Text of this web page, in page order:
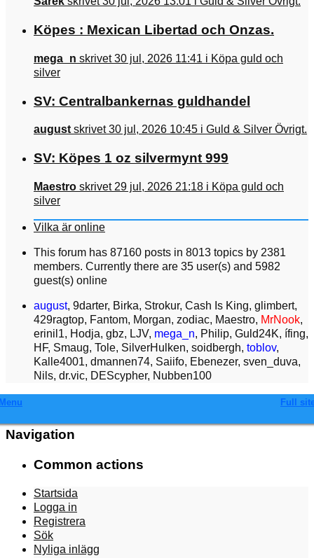
Köpes : Mexican Libertad och Onzas.
mega_n skrivet 30 jul, 2026 11:41 i Köpa guld och
silver
SV: Centralbankernas guldhandel
august skrivet 30 jul, 2026 10:45 i Guld & Silver Övrigt.
SV: Köpes 1 oz silvermynt 999
Maestro skrivet 29 jul, 2026 21:18 i Köpa guld och
silver
Vilka är online
This forum has 87160 posts in 8013 topics by 2381
members. Currently there are 35 user(s) and 5982
guest(s) online
august, 9darter, Birka, Strokur, Cash Is King, glimbert,
429ragtop, Fantom, Morgan, zodiac, Maestro, MrNook,
erinil1, Hodja, gbz, LJV, mega_n, Philip, Guld24K, ífing,
HF, Smaug, Tole, SilverHulken, soidbergh, toblov,
Kalle4001, dmannen74, Saiifo, Ebenezer, sven_duva,
Nils, dr.vic, DEScypher, Nubben100
Full
Navigation
Common actions
Startsida
Logga in
Registrera
Sök
Nyliga inlägg